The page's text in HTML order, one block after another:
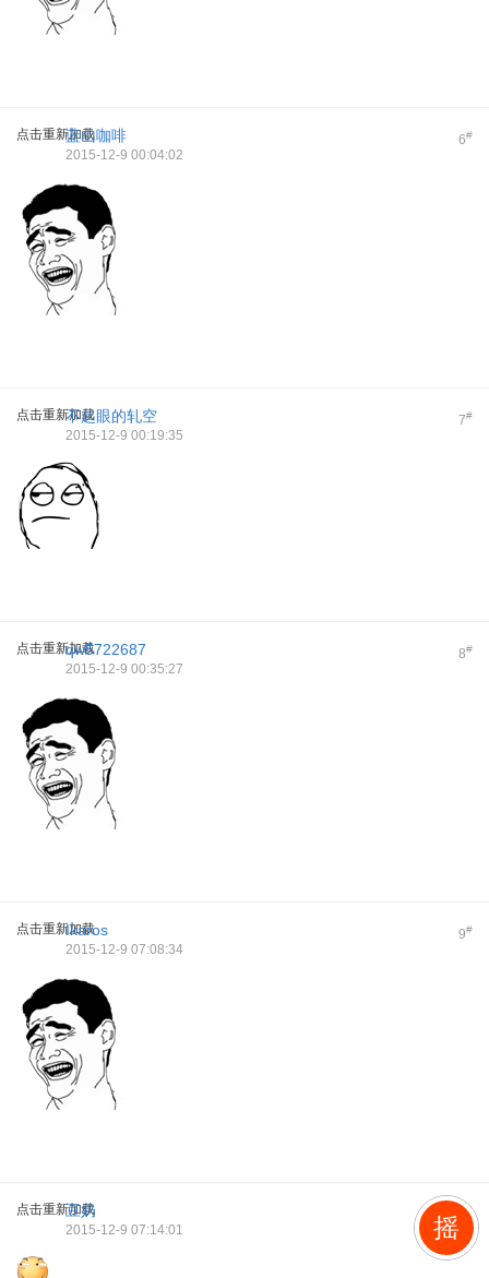
点击重新加载 6#
蓝山咖啡
2015-12-9 00:04:02
点击重新加载 7#
不起眼的轧空
2015-12-9 00:19:35
点击重新加载 8#
qw5722687
2015-12-9 00:35:27
点击重新加载 9#
Ikaros
2015-12-9 07:08:34
点击重新加载 10 #
豆奶
2015-12-9 07:14:01 摇